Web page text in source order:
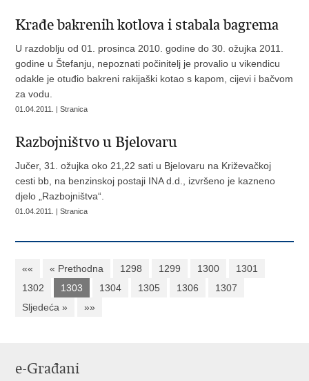
Krađe bakrenih kotlova i stabala bagrema
U razdoblju od 01. prosinca 2010. godine do 30. ožujka 2011.
godine u Štefanju, nepoznati počinitelj je provalio u vikendicu
odakle je otuđio bakreni rakijaški kotao s kapom, cijevi i bačvom
za vodu.
01.04.2011. | Stranica
Razbojništvo u Bjelovaru
Jučer, 31. ožujka oko 21,22 sati u Bjelovaru na Križevačkoj
cesti bb, na benzinskoj postaji INA d.d., izvršeno je kazneno
djelo „Razbojništva“.
01.04.2011. | Stranica
«« « Prethodna 1298 1299 1300
1301
1302
1303 1304 1305 1306
1307
Sljedeća »
»»
e-Građani